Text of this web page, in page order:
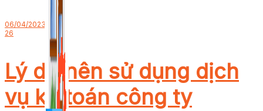
06/04/2023
26
Lý do nên sử dụng dịch
vụ kế toán công ty